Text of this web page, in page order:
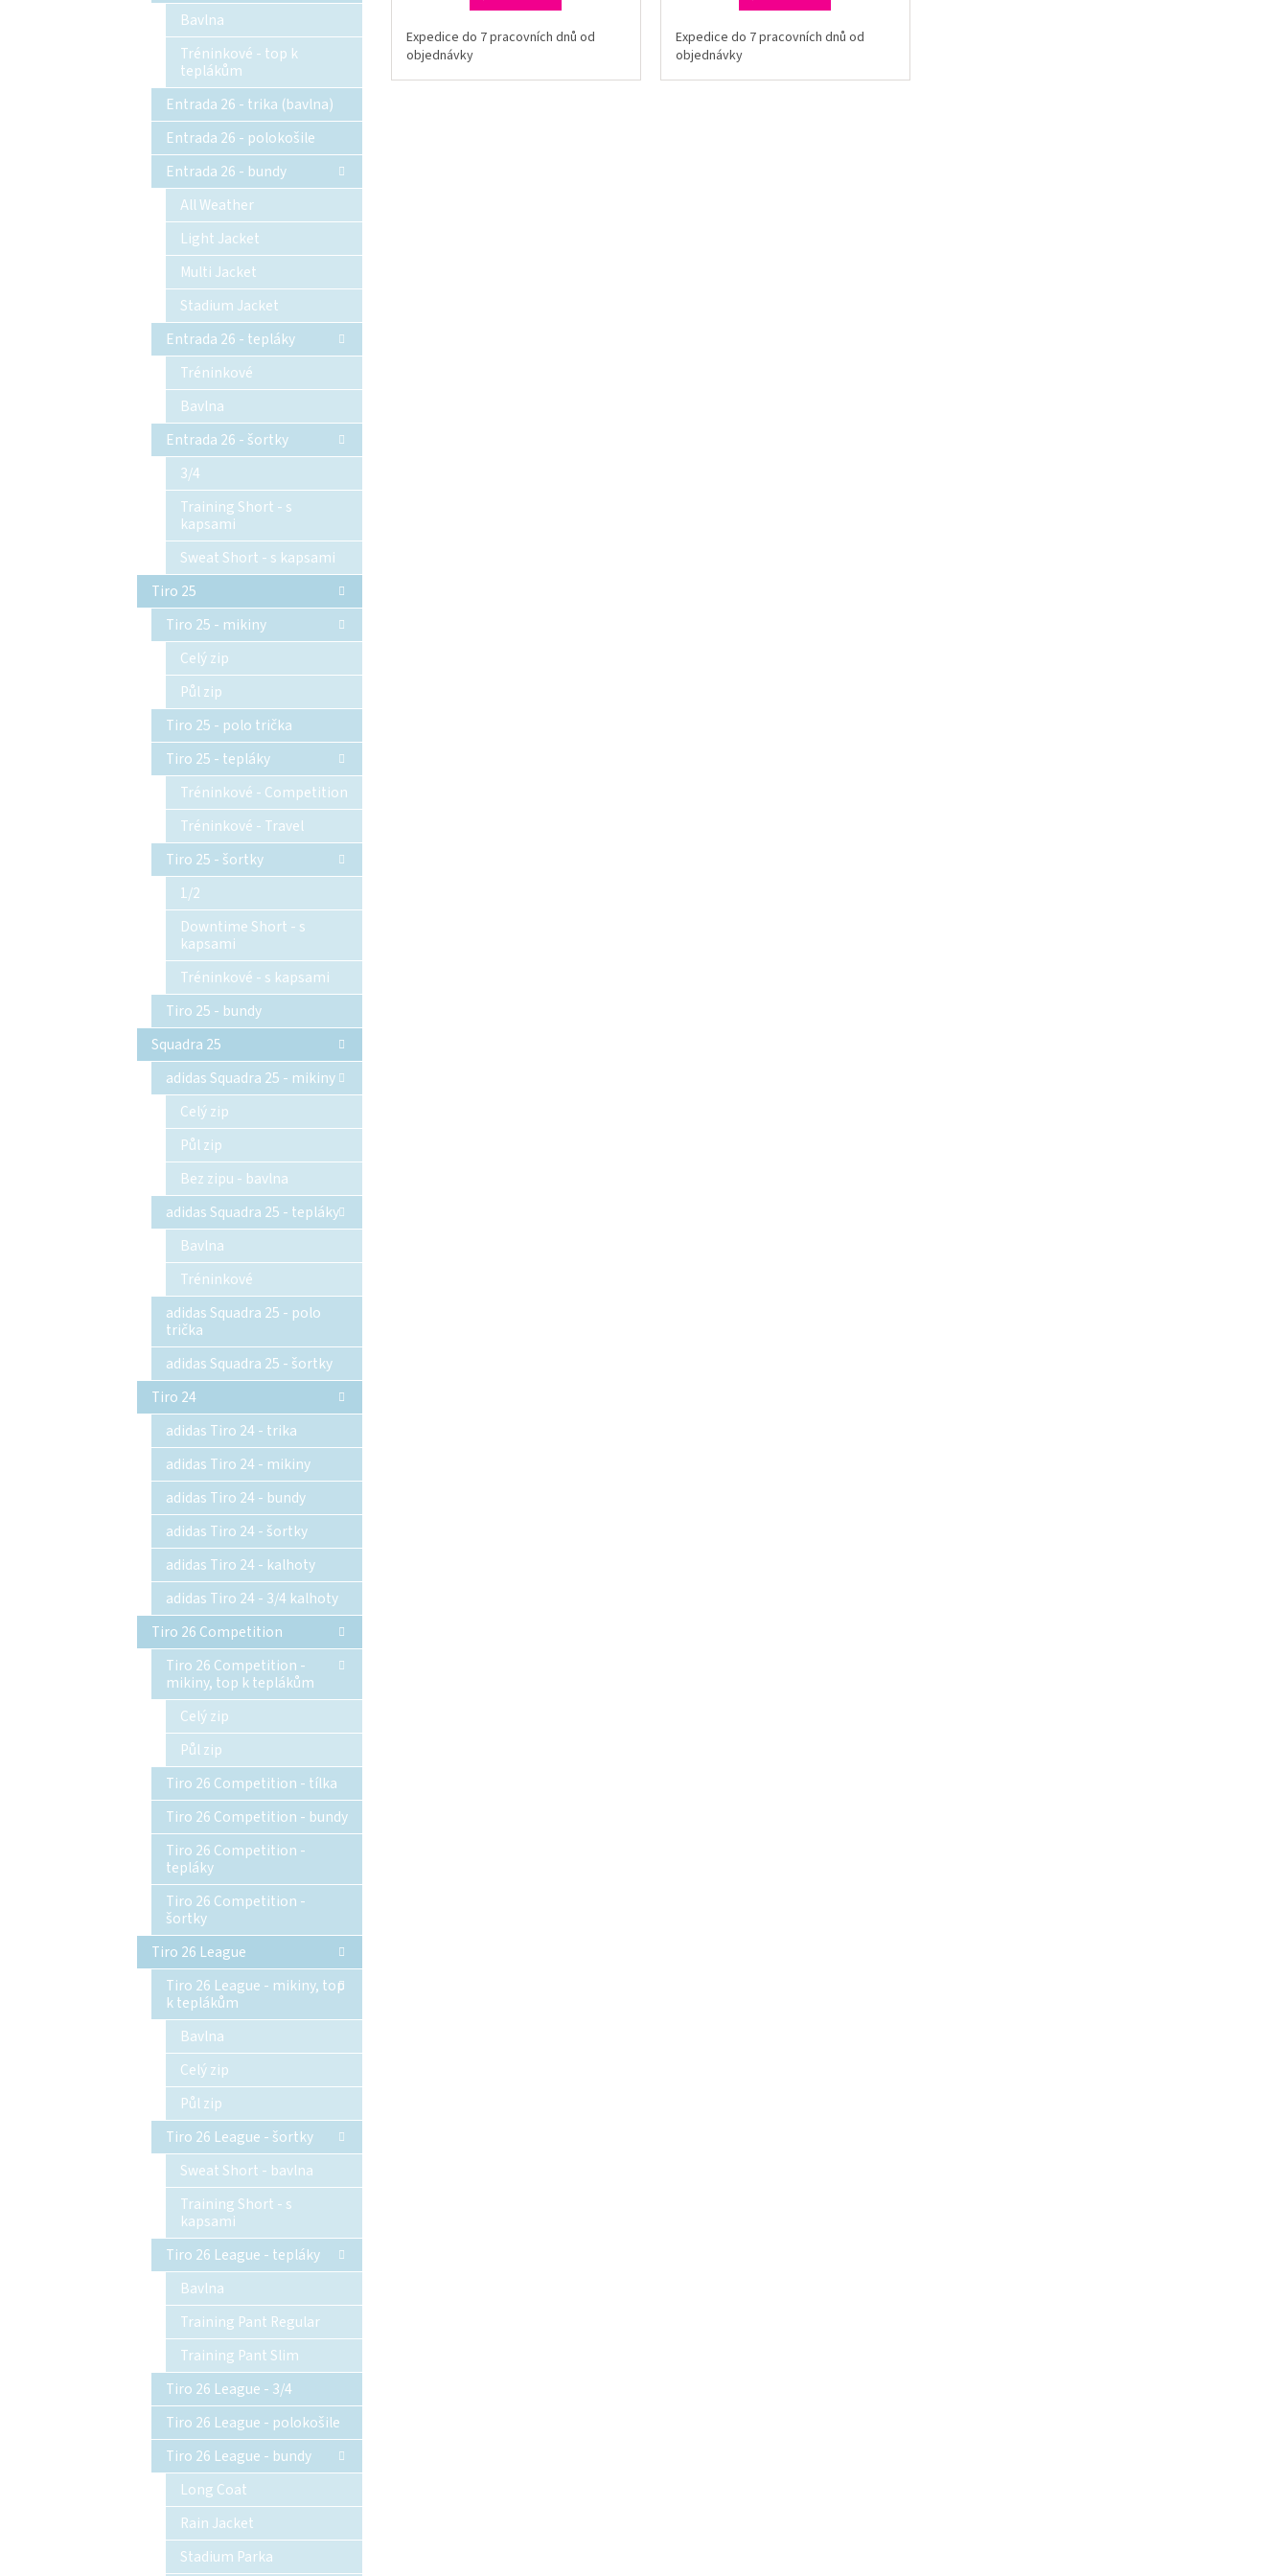
Bavlna
Tréninkové - top k
teplákům
Entrada 26 - trika (bavlna)
Entrada 26 - polokošile
Entrada 26 - bundy
All Weather
Light Jacket
Multi Jacket
Stadium Jacket
Entrada 26 - tepláky
Tréninkové
Bavlna
Entrada 26 - šortky
3/4
Training Short - s
kapsami
Sweat Short - s kapsami
Tiro 25
Tiro 25 - mikiny
Celý zip
Půl zip
Tiro 25 - polo trička
Tiro 25 - tepláky
Tréninkové - Competition
Tréninkové - Travel
Tiro 25 - šortky
1/2
Downtime Short - s
kapsami
Tréninkové - s kapsami
Tiro 25 - bundy
Squadra 25
adidas Squadra 25 - mikiny
Celý zip
Půl zip
Bez zipu - bavlna
adidas Squadra 25 - tepláky
Bavlna
Tréninkové
adidas Squadra 25 - polo
trička
adidas Squadra 25 - šortky
Tiro 24
adidas Tiro 24 - trika
adidas Tiro 24 - mikiny
adidas Tiro 24 - bundy
adidas Tiro 24 - šortky
adidas Tiro 24 - kalhoty
adidas Tiro 24 - 3/4 kalhoty
Tiro 26 Competition
Tiro 26 Competition -
mikiny, top k teplákům
Celý zip
Půl zip
Tiro 26 Competition - tílka
Tiro 26 Competition - bundy
Tiro 26 Competition -
tepláky
Tiro 26 Competition -
šortky
Tiro 26 League
Tiro 26 League - mikiny, top
k teplákům
Bavlna
Celý zip
Půl zip
Tiro 26 League - šortky
Sweat Short - bavlna
Training Short - s
kapsami
Tiro 26 League - tepláky
Bavlna
Training Pant Regular
Training Pant Slim
Tiro 26 League - 3/4
Tiro 26 League - polokošile
Tiro 26 League - bundy
Long Coat
Rain Jacket
Stadium Parka
Expedice do 7 pracovních dnů od
objednávky
Expedice do 7 pracovních dnů od
objednávky